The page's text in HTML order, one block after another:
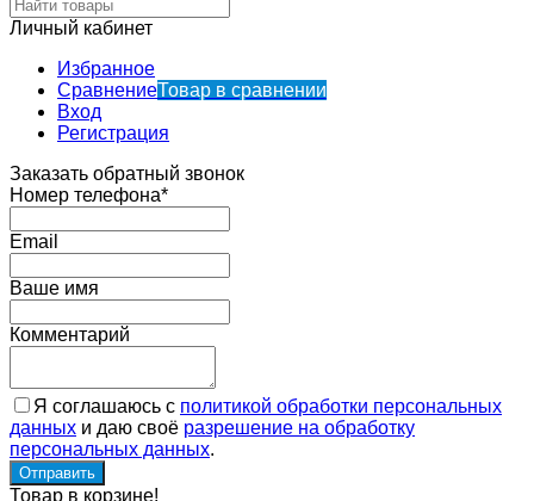
Личный кабинет
Избранное
СравнениеТовар в сравнении
Вход
Регистрация
Заказать обратный звонок
Номер телефона*
Email
Ваше имя
Комментарий
Я соглашаюсь с политикой обработки персональных
данных и даю своё разрешение на обработку
персональных данных.
Товар в корзине!